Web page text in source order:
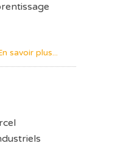
savoir plus...